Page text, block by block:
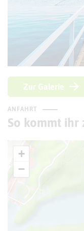
Zur Galerie
ANFAHRT
So kommt ihr
+
−